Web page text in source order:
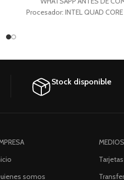
Procesador: INTEL QUAD
Stock disponible
somos